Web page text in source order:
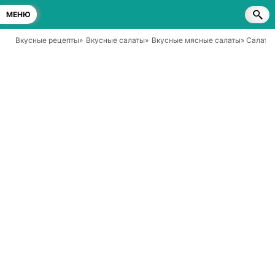
МЕНЮ
Вкусные рецепты» Вкусные салаты» Вкусные мясные салаты» Салат